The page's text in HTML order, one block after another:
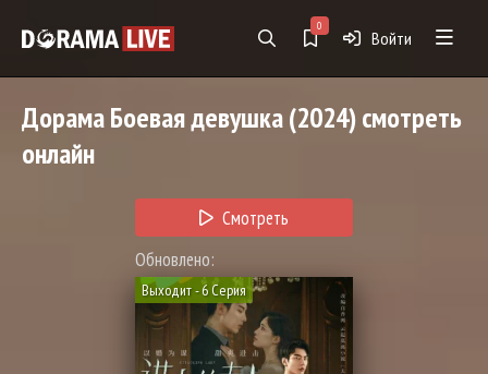
0
Войти
ДорамаБоевая девушка(2024) смотреть
онлайн
Смотреть
Обновлено:
Выходит - 6 Серия